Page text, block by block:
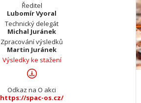
Ředitel
Lubomír Vyoral
Technický delegát
Michal Juránek
Zpracování výsledků
Martin Juránek
Výsledky ke stažení
Odkaz na O akci
https://spac-os.cz/